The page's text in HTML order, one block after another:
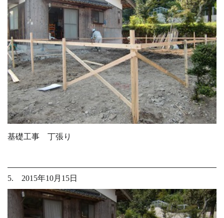
基礎工事 丁張り
5. 2015年10月15日